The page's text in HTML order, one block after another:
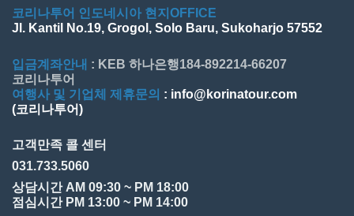
코리나투어 인도네시아 현지OFFICE
Jl. Kantil No.19, Grogol, Solo Baru, Sukoharjo 57552
입금계좌안내 : KEB 하나은행184-892214-66207
코리나투어
여행사 및 기업체 제휴문의 : info@korinatour.com
(코리나투어)
고객만족 콜 센터
031.733.5060
상담시간 AM 09:30 ~ PM 18:00
점심시간 PM 13:00 ~ PM 14:00